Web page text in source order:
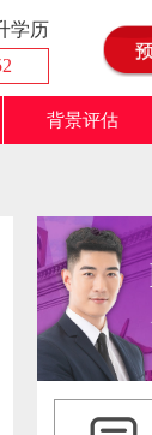
学历
背景评估